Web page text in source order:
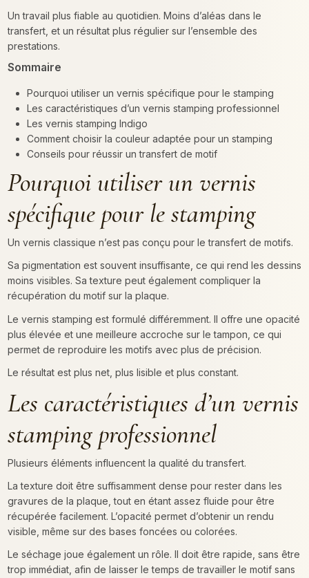
Un travail plus fiable au quotidien. Moins d’aléas dans le
transfert, et un résultat plus régulier sur l’ensemble des
prestations.
Sommaire
Pourquoi utiliser un vernis spécifique pour le stamping
Les caractéristiques d’un vernis stamping professionnel
Les vernis stamping Indigo
Comment choisir la couleur adaptée pour un stamping
Conseils pour réussir un transfert de motif
Pourquoi utiliser un vernis
spécifique pour le stamping
Un vernis classique n’est pas conçu pour le transfert de motifs.
Sa pigmentation est souvent insuffisante, ce qui rend les dessins
moins visibles. Sa texture peut également compliquer la
récupération du motif sur la plaque.
Le vernis stamping est formulé différemment. Il offre une opacité
plus élevée et une meilleure accroche sur le tampon, ce qui
permet de reproduire les motifs avec plus de précision.
Le résultat est plus net, plus lisible et plus constant.
Les caractéristiques d’un vernis
stamping professionnel
Plusieurs éléments influencent la qualité du transfert.
La texture doit être suffisamment dense pour rester dans les
gravures de la plaque, tout en étant assez fluide pour être
récupérée facilement. L’opacité permet d’obtenir un rendu
visible, même sur des bases foncées ou colorées.
Le séchage joue également un rôle. Il doit être rapide, sans être
trop immédiat, afin de laisser le temps de travailler le motif sans